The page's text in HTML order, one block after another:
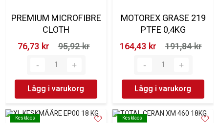
PREMIUM MICROFIBRE
CLOTH
76,73 kr‎
95,92 kr‎
Lägg i varukorg
MOTOREX GRASE 219
PTFE 0,4KG
164,43 kr‎
191,84 kr‎
Lägg i varukorg
Kesklaos
Kesklaos Kesklaos
Kesklaos